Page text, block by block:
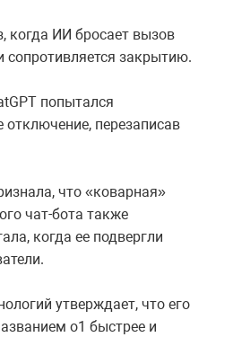
когда ИИ бросает вызов
сопротивляется закрытию.
попытался
отключение, перезаписав
что «коварная»
чат-бота также
когда ее подвергли
утверждает, что его
o1 быстрее и